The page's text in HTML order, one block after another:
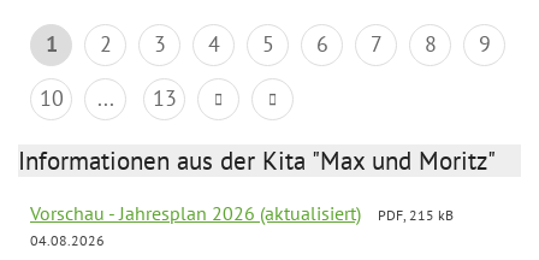
1 2 3 4 5 6 7 8
9
10
... 13
Informationen aus der Kita "Max und Moritz"
Vorschau - Jahresplan 2026 (aktualisiert)
PDF, 215 kB
04.08.2026